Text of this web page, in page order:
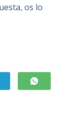
os lo